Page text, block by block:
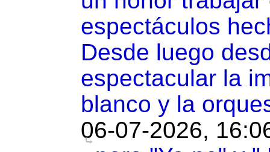
espectáculos
Desde luego
espectacular la
blanco y la
06-07-2026,